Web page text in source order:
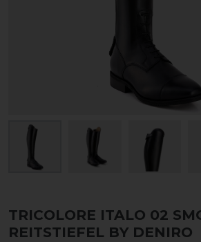
TRICOLORE ITALO 02
REITSTIEFEL BY DENIRO